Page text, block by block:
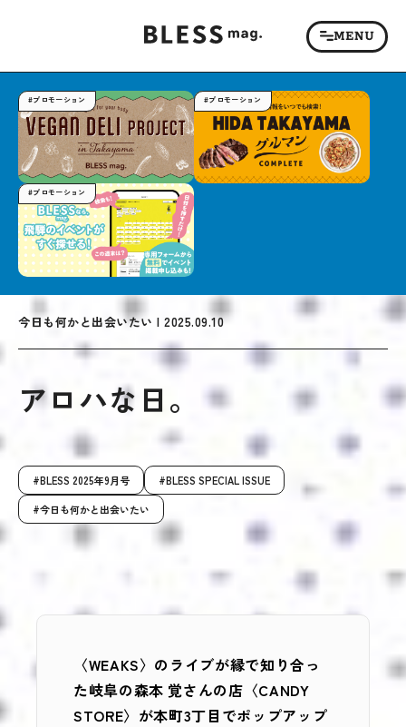
#プロモーション #プロモーション
#プロモーション
今日も何かと出会いたい | 2025.09.10
アロハな日。
BLESS 2025年9月号
BLESS SPECIAL ISSUE
今日も何かと出会いたい
〈WEAKS〉のライブが縁で知り合っ
た岐阜の森本 覚さんの店〈CANDY
STORE〉が本町3丁目でポップアップ